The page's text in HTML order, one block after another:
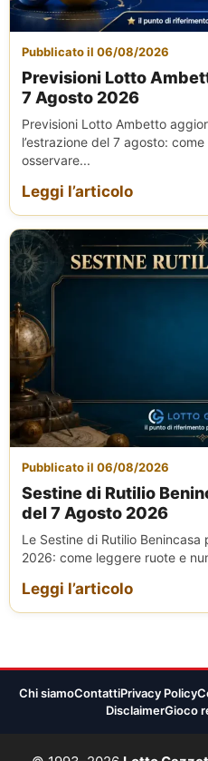
Pubblicato il 06/08/2026
Previsioni Lotto
7 Agosto 2026
Previsioni Lotto Ambetto
l’estrazione del 7 agosto:
osservare...
Leggi l’articolo
Pubblicato il 06/08/2026
Sestine di Rutilio
del 7 Agosto 2026
Le Sestine di Rutilio
2026: come leggere ruote e
Leggi l’articolo
Chi siamoContattiPrivacy Policy
DisclaimerGioco